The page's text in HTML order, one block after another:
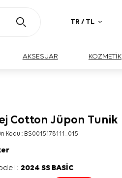
TR / TL
AKSESUAR KOZMETİK
Cotton Jüpon Tunik
Kodu : BS0015178111_015
:2024 SS BASİC